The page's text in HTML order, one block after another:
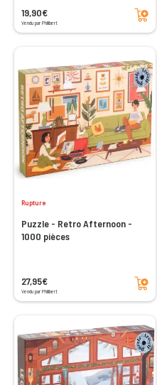
19,90€
Vendu par Philibert
Ajouter au panier
Rupture
Puzzle - Retro Afternoon -
1000 pièces
27,95€
Vendu par Philibert
Ajouter au panier